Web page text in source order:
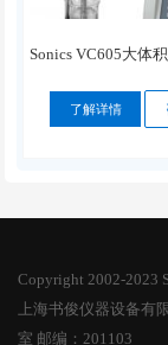
了解详情
Copyright 2002-2023
上海书俊仪器设备有
室 邮编：201103